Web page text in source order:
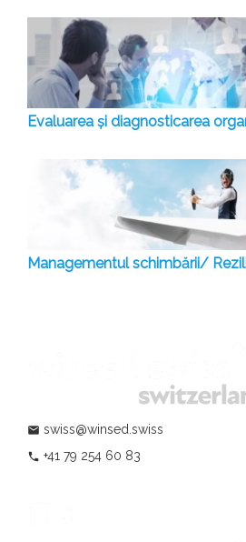
Evaluarea și diagnosticarea
Managementul schimbării/
mail swiss@winsed.swiss
phone +41 79 254 60 83